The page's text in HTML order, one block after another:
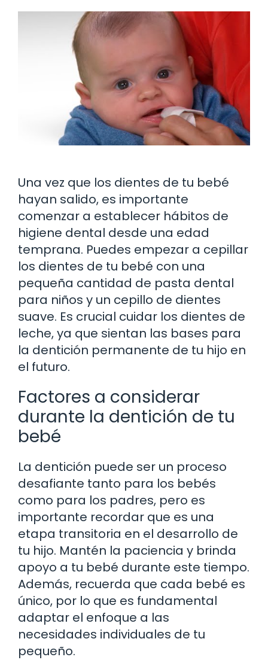
Una vez que los dientes de tu bebé
hayan salido, es importante
comenzar a establecer hábitos de
higiene dental desde una edad
temprana. Puedes empezar a cepillar
los dientes de tu bebé con una
pequeña cantidad de pasta dental
para niños y un cepillo de dientes
suave. Es crucial cuidar los dientes de
leche, ya que sientan las bases para
la dentición permanente de tu hijo en
el futuro.
Factores a considerar
durante la dentición de tu
bebé
La dentición puede ser un proceso
desafiante tanto para los bebés
como para los padres, pero es
importante recordar que es una
etapa transitoria en el desarrollo de
tu hijo. Mantén la paciencia y brinda
apoyo a tu bebé durante este tiempo.
Además, recuerda que cada bebé es
único, por lo que es fundamental
adaptar el enfoque a las
necesidades individuales de tu
pequeño.